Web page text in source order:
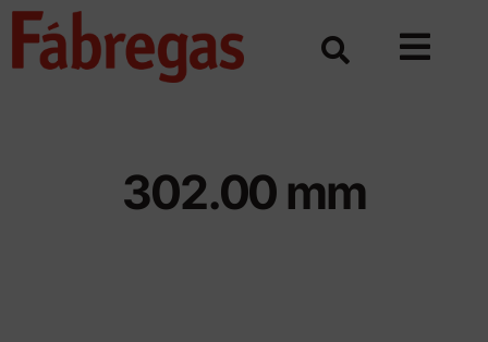
Skip
302.00 mm